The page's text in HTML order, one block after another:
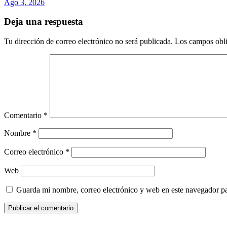
Ago 3, 2026
Deja una respuesta
Tu dirección de correo electrónico no será publicada. Los campos
Comentario *
Nombre *
Correo electrónico *
Web
Guarda mi nombre, correo electrónico y web en este navegador